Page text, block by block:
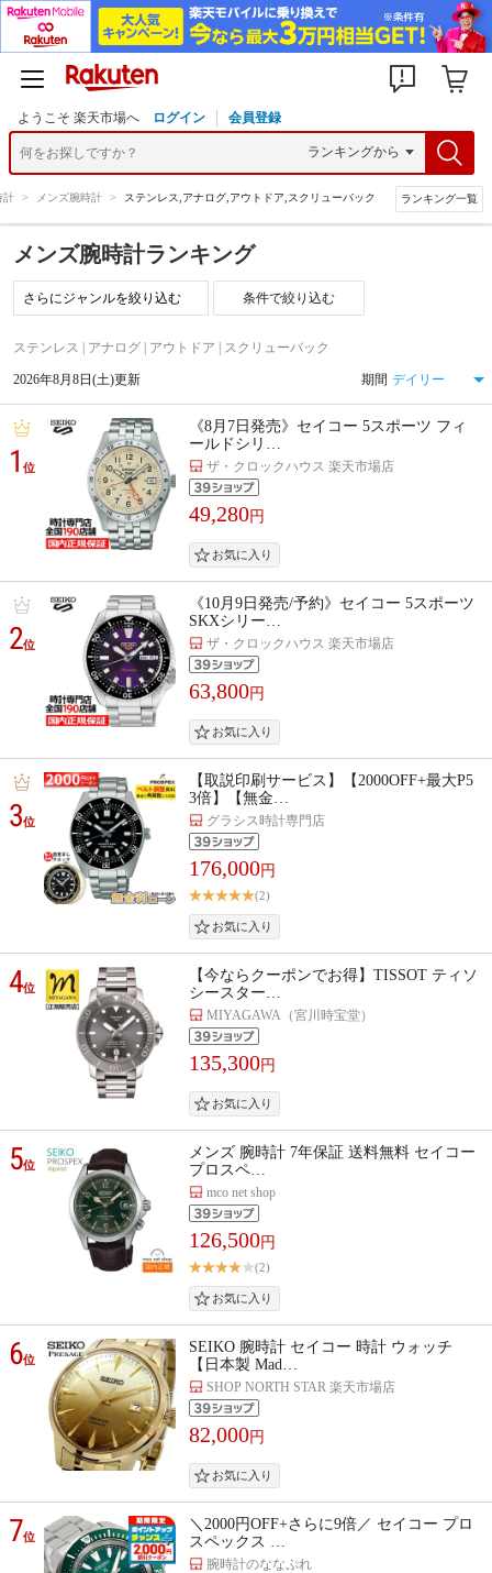
ようこそ 楽天市場へ ログイン 会員登録
計 > メンズ腕時計 > ステンレス,アナログ,アウトドア,スクリューバック ランキング一覧
メンズ腕時計ランキング
条件で絞り込む
ステンレス | アナログ | アウトドア | スクリューバック
2026年8月8日(土)更新 期間
1位
《8月7日発売》セイコー 5スポーツ フィ
ールドシリ…
ザ・クロックハウス 楽天市場店
49,280円
2位
《10月9日発売/予約》セイコー 5スポーツ
SKXシリー…
ザ・クロックハウス 楽天市場店
63,800円
3位
【取説印刷サービス】【2000OFF+最大P5
3倍】【無金…
グラシス時計専門店
176,000円
(2)
4位
【今ならクーポンでお得】TISSOT ティソ
シースター…
MIYAGAWA（宮川時宝堂）
135,300円
5位
メンズ 腕時計 7年保証 送料無料 セイコー
プロスペ…
mco net shop
126,500円
(2)
6位
SEIKO 腕時計 セイコー 時計 ウォッチ
【日本製 Mad…
SHOP NORTH STAR 楽天市場店
82,000円
7位
＼2000円OFF+さらに9倍／ セイコー プロ
スペックス …
腕時計のななぷれ